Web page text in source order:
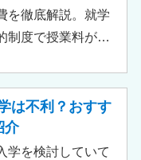
を徹底解説。就学
制度で授業料が実
意点などをわかり
。費用負担を抑え
クしてみましょ
は不利？おすす
介
学を検討していて